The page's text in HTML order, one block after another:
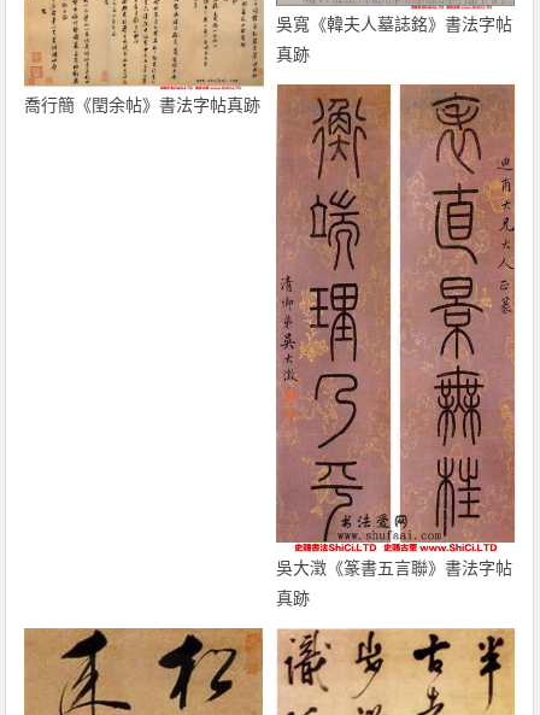
喬行簡《閏余帖》書法字帖真跡
吳寬《韓夫人墓誌銘》書法字帖
真跡
吳大澂《篆書五言聯》書法字帖
真跡